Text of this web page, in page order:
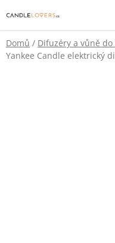
na
obsah
Domů / Difuzéry a vůně
Yankee Candle elektrický